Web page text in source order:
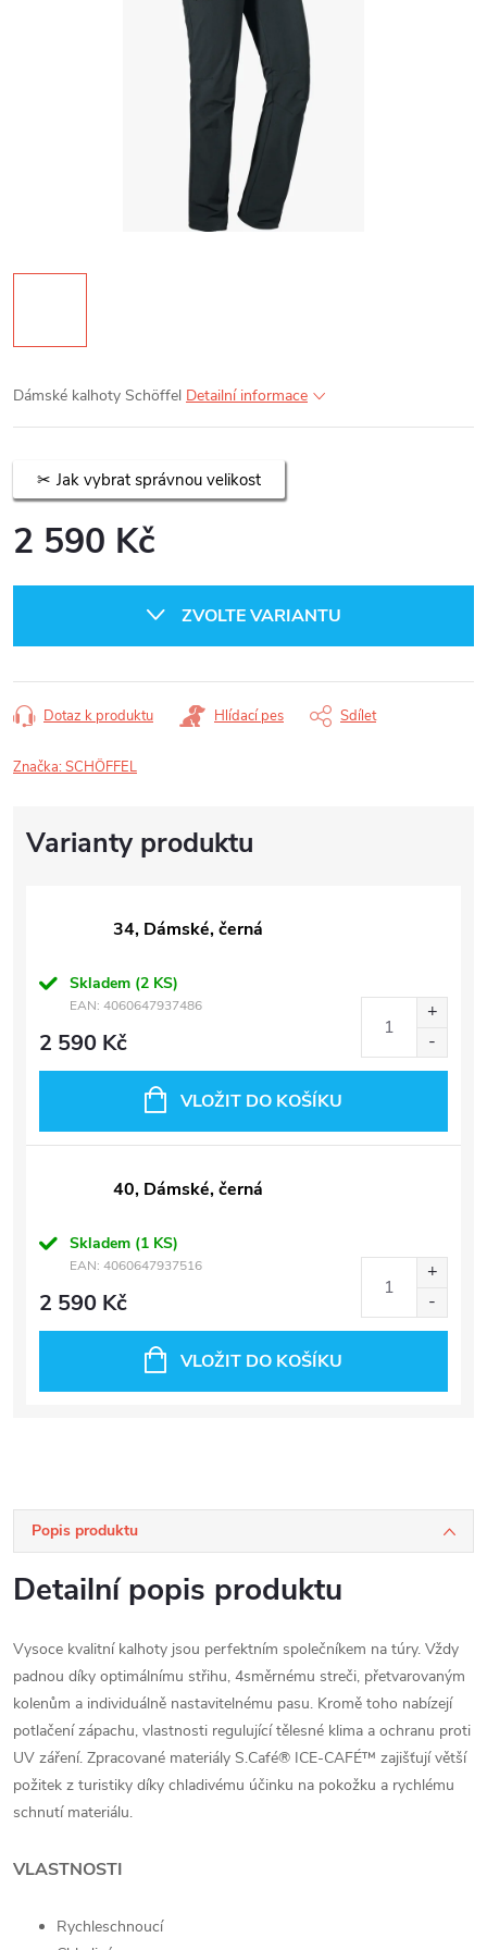
Dámské kalhoty Schöffel Detailní informace
Jak vybrat správnou velikost
2 590 Kč
ZVOLTE VARIANTU
Dotaz k produktu Hlídací pes Sdílet
Značka:SCHÖFFEL
34, Dámské, černá
Skladem (2 KS)
EAN: 4060647937486
2 590 Kč
VLOŽIT DO KOŠÍKU
40, Dámské, černá
Skladem (1 KS)
EAN: 4060647937516
2 590 Kč
VLOŽIT DO KOŠÍKU
Popis produktu
Detailní popis produktu
Vysoce kvalitní kalhoty jsou perfektním společníkem na túry. Vždy
padnou díky optimálnímu střihu, 4směrnému streči, přetvarovaným
kolenům a individuálně nastavitelnému pasu. Kromě toho nabízejí
potlačení zápachu, vlastnosti regulující tělesné klima a ochranu proti
UV záření. Zpracované materiály S.Café® ICE-CAFÉ™ zajišťují větší
požitek z turistiky díky chladivému účinku na pokožku a rychlému
schnutí materiálu.
VLASTNOSTI
Rychleschnoucí